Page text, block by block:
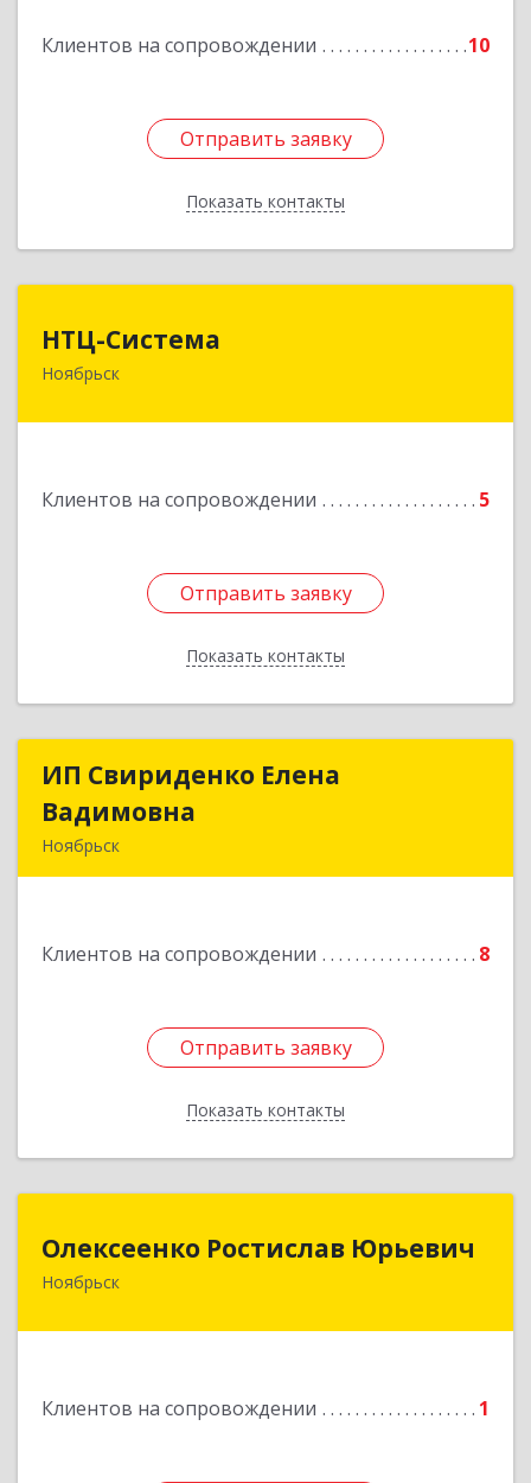
Клиентов на сопровождении 10
Отправить заявку
Показать контакты
Отправить заявку
Назад
НТЦ-Система
Ноябрьск
Клиентов на сопровождении 5
Отправить заявку
Показать контакты
629804, Ямало-Ненецкий АО, Ноябрьск г, 60 лет
Отправить заявку
Назад
ИП Свириденко Елена
Вадимовна
Ноябрьск
Клиентов на сопровождении 8
Отправить заявку
Показать контакты
ИП Свириденко Елена
Подробнее
Отправить заявку
Назад
Олексеенко Ростислав Юрьевич
Ноябрьск
Клиентов на сопровождении 1
629804, Ямало-Ненецкий АО, Ноябрьск г,